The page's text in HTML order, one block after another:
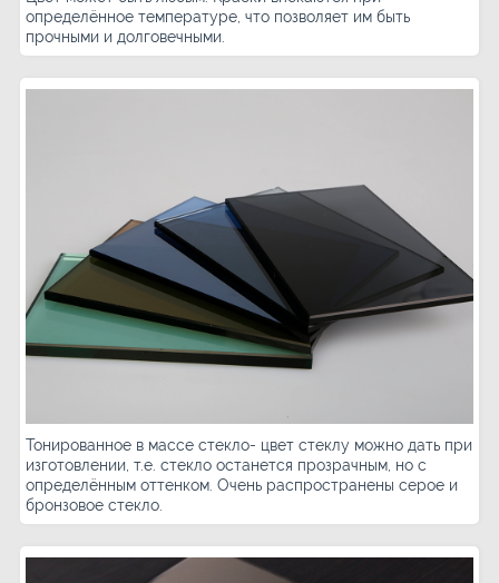
определённое температуре, что позволяет им быть
прочными и долговечными.
Тонированное в массе стекло- цвет стеклу можно дать при
изготовлении, т.е. стекло останется прозрачным, но с
определённым оттенком. Очень распространены серое и
бронзовое стекло.